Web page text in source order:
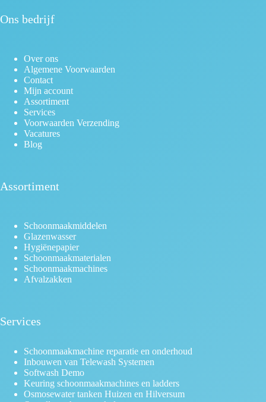
Ons bedrijf
Over ons
Algemene Voorwaarden
Contact
Mijn account
Assortiment
Services
Voorwaarden Verzending
Vacatures
Blog
Assortiment
Schoonmaakmiddelen
Glazenwasser
Hygiënepapier
Schoonmaakmaterialen
Schoonmaakmachines
Afvalzakken
Services
Schoonmaakmachine reparatie en onderhoud
Inbouwen van Telewash Systemen
Softwash Demo
Keuring schoonmaakmachines en ladders
Osmosewater tanken Huizen en Hilversum